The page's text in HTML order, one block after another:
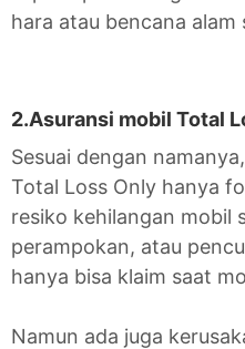
hara atau bencana alam
2.Asuransi mobil Total
Sesuai dengan
Total Loss Only hanya
resiko kehilangan mobil
perampokan, atau
hanya bisa klaim saat
Namun ada juga